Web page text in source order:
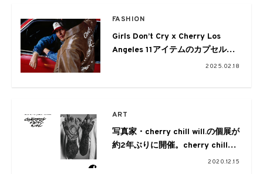
FASHION
Girls Don’t Cry x Cherry Los
Angeles 11アイテムのカプセルコ
2025.02.18
ART
写真家・cherry chill will.の個展が
約2年ぶりに開催。cherry chill
will. × ANARCHY × BADSAIKUSH
2020.12.15